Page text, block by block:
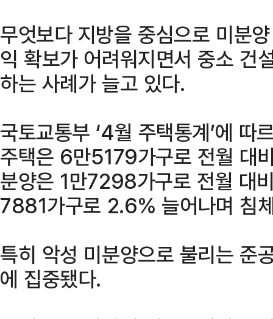
무엇보다 지방을 중심으로 미분
익 확보가 어려워지면서 중소 건
하는 사례가 늘고 있다.
국토교통부 ‘4월 주택통계’에
주택은 6만5179가구로 전월 대
분양은 1만7298가구로 전월 대
7881가구로 2.6% 늘어나며 침
특히 악성 미분양으로 불리는
에 집중됐다.